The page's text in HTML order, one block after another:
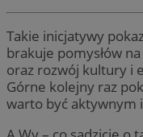
Takie inicjatywy
brakuje pomysłów
oraz rozwój kultury i
Górne kolejny raz
warto być aktywnym